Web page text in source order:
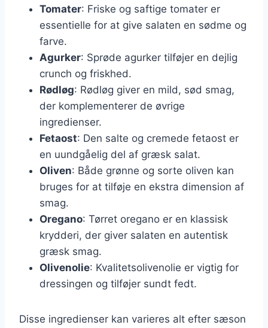
Tomater: Friske og saftige tomater er
essentielle for at give salaten en sødme og
farve.
Agurker: Sprøde agurker tilføjer en dejlig
crunch og friskhed.
Rødløg: Rødløg giver en mild, sød smag,
der komplementerer de øvrige
ingredienser.
Fetaost: Den salte og cremede fetaost er
en uundgåelig del af græsk salat.
Oliven: Både grønne og sorte oliven kan
bruges for at tilføje en ekstra dimension af
smag.
Oregano: Tørret oregano er en klassisk
krydderi, der giver salaten en autentisk
græsk smag.
Olivenolie: Kvalitetsolivenolie er vigtig for
dressingen og tilføjer sundt fedt.
Disse ingredienser kan varieres alt efter sæson